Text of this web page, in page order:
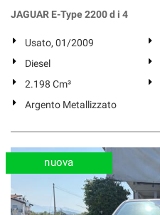
JAGUAR E-Type 2200 d i 4
Usato, 01/2009
Diesel
2.198 Cm³
Argento Metallizzato
nuova